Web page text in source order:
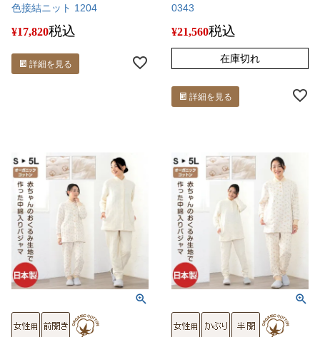
色接結ニット 1204
¥17,820税込
詳細を見る
0343
¥21,560税込
在庫切れ
詳細を見る